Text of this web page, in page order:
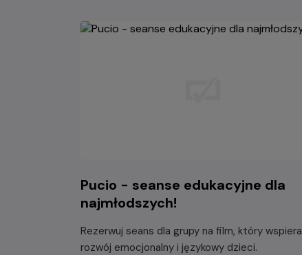
Pucio - seanse edukacyjne dla
najmłodszych!
Rezerwuj seans dla grupy na film, który wspiera
rozwój emocjonalny i językowy dzieci.